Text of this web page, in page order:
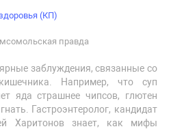
(КП)
правда
заблуждения, связанные со
Например, что суп
яда страшнее чипсов, глютен
Гастроэнтеролог, кандидат
Харитонов знает, как мифы